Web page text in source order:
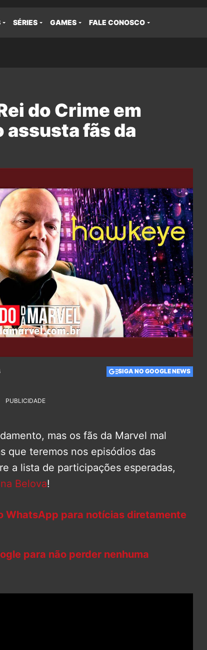
SÉRIES GAMES FALE CONOSCO
do Crime em
assusta fãs da
SIGA NO GOOGLE NEWS
PUBLICIDADE
mas os fãs da Marvel mal
que teremos nos episódios das
a lista de participações esperadas,
Belova!
WhatsApp para notícias diretamente
para não perder nenhuma